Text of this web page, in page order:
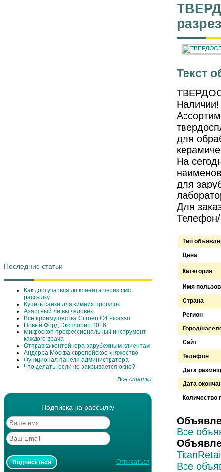
Последние статьи
Как достучаться до клиента через смс
рассылку
Купить санки для зимних прогулок
Азартный ли вы человек
Все приемущества Сitroen C4 Picasso
Новый Форд Эксплорер 2016
Микроскоп профессиональный инструмент
каждого врача
Отправка контейнера зарубежным клиентам
Андорра Москва европейское княжество
Функционал панели администратора
Что делать, если не закрывается окно?
Все статьи
Подписка на рассылку
Отписаться
Текст
Наличии!
для
На
для
Для
Тип
Цена
Категория
Имя
Страна
Регион
Город/
Сайт
Телефон
Дата
Дата
Количество
Все
Все